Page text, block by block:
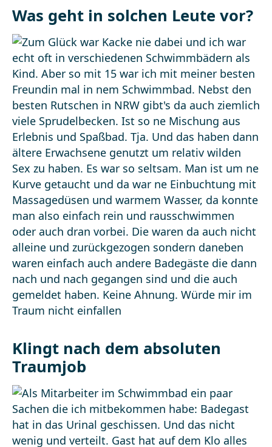
Was geht in solchen Leute vor?
Klingt nach dem absoluten
Traumjob